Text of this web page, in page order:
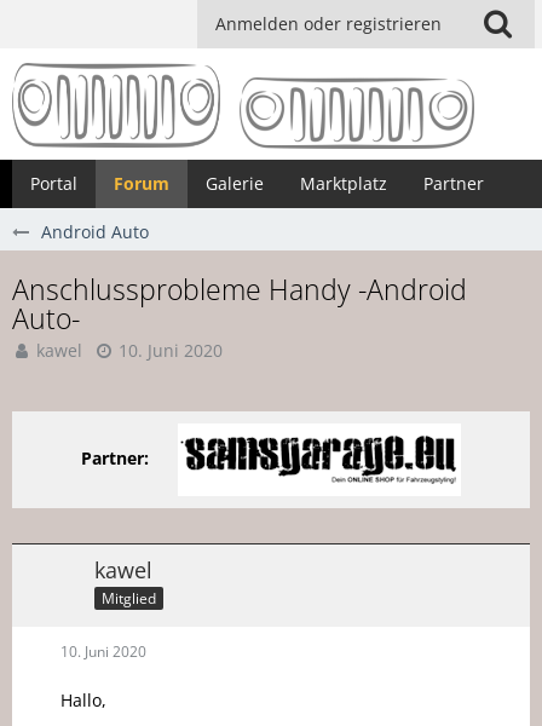
Anmelden oder registrieren
Portal Forum Galerie Marktplatz Partner
Android Auto
Anschlussprobleme Handy -Android
Auto-
kawel 10. Juni 2020
Partner:
kawel
Mitglied
10. Juni 2020
Hallo,